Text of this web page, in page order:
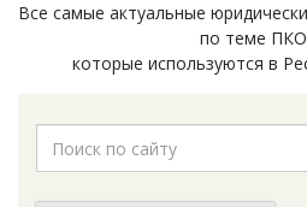
Все самые актуальные
по теме ПКО
которые используются в